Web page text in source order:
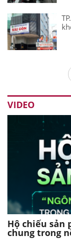
VIDEO
Hộ chiếu sản
chung trong